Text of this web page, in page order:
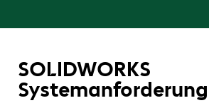
SOLIDWORKS